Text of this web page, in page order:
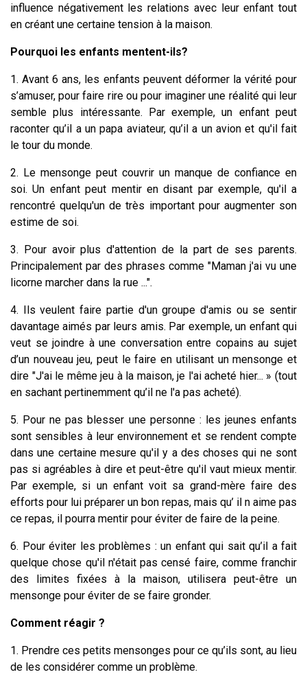
influence négativement les relations avec leur enfant tout
en créant une certaine tension à la maison.
Pourquoi les enfants mentent-ils?
1. Avant 6 ans, les enfants peuvent déformer la vérité pour
s’amuser, pour faire rire ou pour imaginer une réalité qui leur
semble plus intéressante. Par exemple, un enfant peut
raconter qu’il a un papa aviateur, qu’il a un avion et qu'il fait
le tour du monde.
2. Le mensonge peut couvrir un manque de confiance en
soi. Un enfant peut mentir en disant par exemple, qu'il a
rencontré quelqu'un de très important pour augmenter son
estime de soi.
3. Pour avoir plus d'attention de la part de ses parents.
Principalement par des phrases comme "Maman j'ai vu une
licorne marcher dans la rue ...".
4. Ils veulent faire partie d'un groupe d'amis ou se sentir
davantage aimés par leurs amis. Par exemple, un enfant qui
veut se joindre à une conversation entre copains au sujet
d’un nouveau jeu, peut le faire en utilisant un mensonge et
dire "J'ai le même jeu à la maison, je l'ai acheté hier... » (tout
en sachant pertinemment qu’il ne l'a pas acheté).
5. Pour ne pas blesser une personne : les jeunes enfants
sont sensibles à leur environnement et se rendent compte
dans une certaine mesure qu'il y a des choses qui ne sont
pas si agréables à dire et peut-être qu'il vaut mieux mentir.
Par exemple, si un enfant voit sa grand-mère faire des
efforts pour lui préparer un bon repas, mais qu’ il n aime pas
ce repas, il pourra mentir pour éviter de faire de la peine.
6. Pour éviter les problèmes : un enfant qui sait qu’il a fait
quelque chose qu'il n'était pas censé faire, comme franchir
des limites fixées à la maison, utilisera peut-être un
mensonge pour éviter de se faire gronder.
Comment réagir ?
1. Prendre ces petits mensonges pour ce qu’ils sont, au lieu
de les considérer comme un problème.